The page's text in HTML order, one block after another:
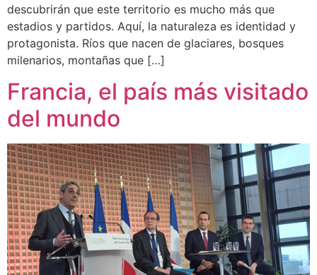
descubrirán que este territorio es mucho más que
estadios y partidos. Aquí, la naturaleza es identidad y
protagonista. Ríos que nacen de glaciares, bosques
milenarios, montañas que […]
Francia, el país más visitado
del mundo